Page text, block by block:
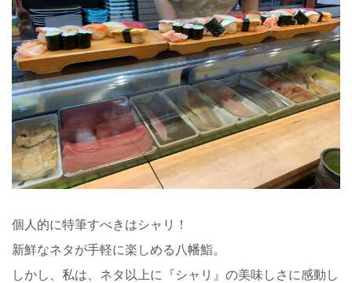
個人的に特筆すべきはシャリ！
新鮮なネタが手軽に楽しめる八幡鮨。
しかし、私は、ネタ以上に『シャリ』の美味しさに感動し